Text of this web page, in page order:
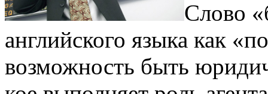
Слово
английского языка как
возможность быть